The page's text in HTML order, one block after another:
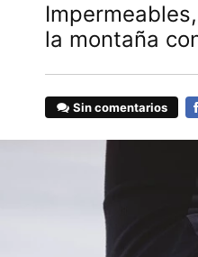
la montaña
Sin comentarios